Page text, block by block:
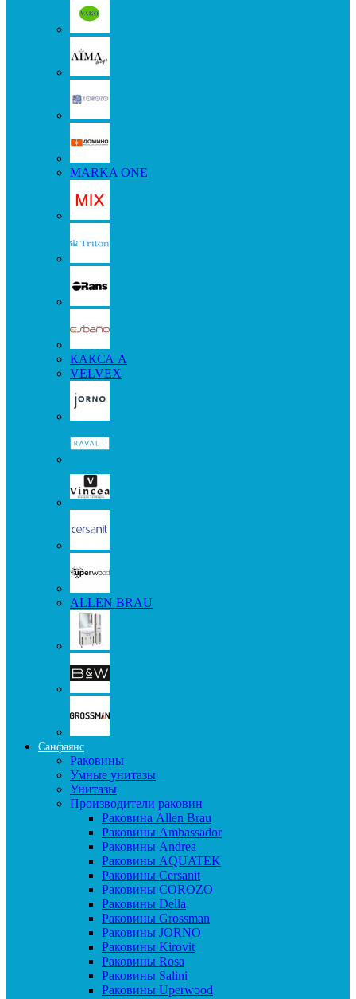
MARKA ONE
КАКСА А
VELVEX
ALLEN BRAU
Санфаянс
Раковины
Умные унитазы
Унитазы
Производители раковин
Раковина Allen Brau
Раковины Ambassador
Раковины Andrea
Раковины AQUATEK
Раковины Cersanit
Раковины COROZO
Раковины Della
Раковины Grossman
Раковины JORNO
Раковины Kirovit
Раковины Rosa
Раковины Salini
Раковины Uperwood